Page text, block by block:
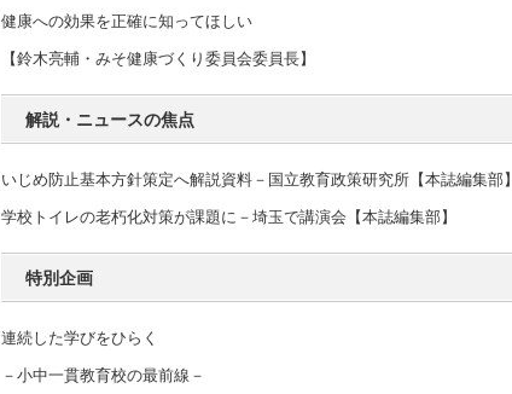
健康への効果を正確に知ってほしい
【鈴木亮輔・みそ健康づくり委員会委員長】
解説・ニュースの焦点
いじめ防止基本方針策定へ解説資料－国立教育政策研究所【本誌編集部】
学校トイレの老朽化対策が課題に－埼玉で講演会【本誌編集部】
特別企画
連続した学びをひらく
－小中一貫教育校の最前線－